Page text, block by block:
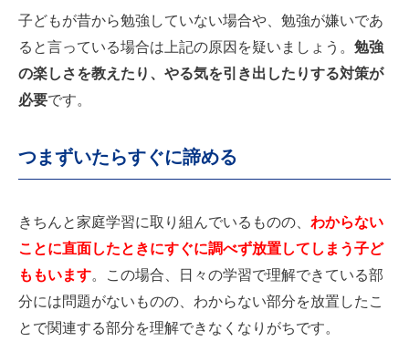
子どもが昔から勉強していない場合や、勉強が嫌いであ
ると言っている場合は上記の原因を疑いましょう。 勉強
の楽しさを教えたり、やる気を引き出したりする対策が
必要です。
つまずいたらすぐに諦める
きちんと家庭学習に取り組んでいるものの、 わからない
ことに直面したときにすぐに調べず放置してしまう子ど
ももいます。この場合、日々の学習で理解できている部
分には問題がないものの、わからない部分を放置したこ
とで関連する部分を理解できなくなりがちです。